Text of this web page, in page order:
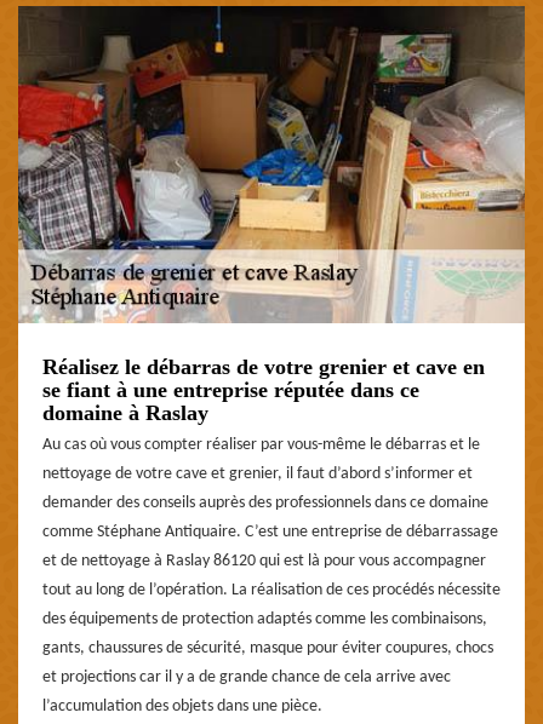
Réalisez le débarras de votre grenier et cave en
se fiant à une entreprise réputée dans ce
domaine à Raslay
Au cas où vous compter réaliser par vous-même le débarras et le
nettoyage de votre cave et grenier, il faut d’abord s’informer et
demander des conseils auprès des professionnels dans ce domaine
comme Stéphane Antiquaire. C’est une entreprise de débarrassage
et de nettoyage à Raslay 86120 qui est là pour vous accompagner
tout au long de l’opération. La réalisation de ces procédés nécessite
des équipements de protection adaptés comme les combinaisons,
gants, chaussures de sécurité, masque pour éviter coupures, chocs
et projections car il y a de grande chance de cela arrive avec
l’accumulation des objets dans une pièce.